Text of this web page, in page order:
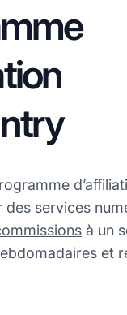
services
à un
et